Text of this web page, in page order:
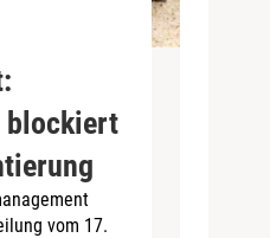
blockiert
vom 17.